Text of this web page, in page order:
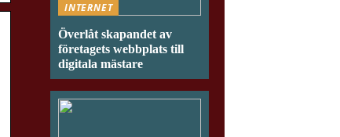
INTERNET
Överlåt skapandet av
företagets webbplats till
digitala mästare